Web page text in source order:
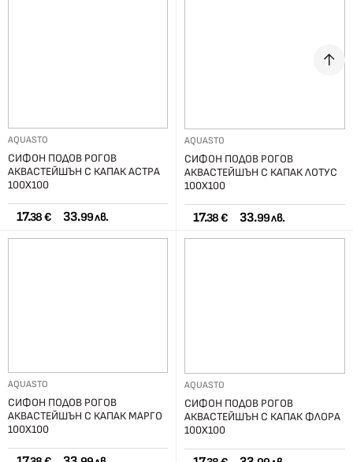
AQUASTO
СИФОН ПОДОВ РОГОВ
АКВАСТЕЙШЪН С КАПАК АСТРА
100X100
17.38 € 33.99 лв.
AQUASTO
СИФОН ПОДОВ РОГОВ
АКВАСТЕЙШЪН С КАПАК ЛОТУС
100X100
17.38 € 33.99 лв.
AQUASTO
СИФОН ПОДОВ РОГОВ
АКВАСТЕЙШЪН С КАПАК МАРГО
100X100
AQUASTO
СИФОН ПОДОВ РОГОВ
АКВАСТЕЙШЪН С КАПАК ФЛОРА
100X100